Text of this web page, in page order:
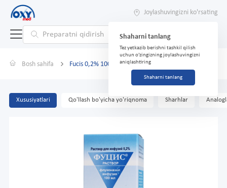
Joylashuvingizni ko'rsating
Shaharni tanlang
Tez yetkazib berishni tashkil qilish
uchun o'zingizning joylashuvingizni
aniqlashtiring
Shaharni tanlang
Bosh sahifa Fucis 0,2% 100ml
Xususiyatlari Qo'llash bo'yicha yo'riqnoma Sharhlar